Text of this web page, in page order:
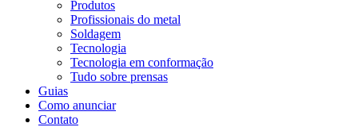
Produtos
Profissionais do metal
Soldagem
Tecnologia
Tecnologia em conformação
Tudo sobre prensas
Guias
Como anunciar
Contato